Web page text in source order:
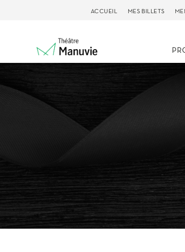
ACCUEIL MES BILLETS